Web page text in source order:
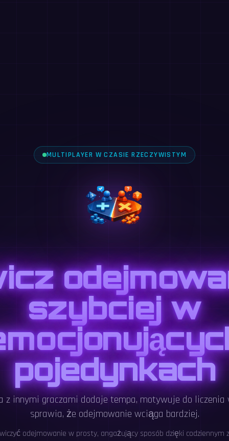
MULTIPLAYER W CZASIE RZECZYWISTYM
szybciej w
pojedynkach
z innymi graczami dodaje tempa, motywuje do
sprawia, że odejmowanie wciąga bardziej.
odejmowanie w prosty, angażujący sposób dzięki codziennym